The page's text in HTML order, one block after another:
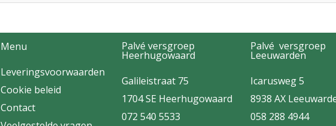
Menu
Leveringsvoorwaarden
Cookie beleid
Contact
Palvé versgroep
Heerhugowaard
Galileistraat 75
1704 SE Heerhugowaard
072 540 5533
Palvé versgroep
Leeuwarden
Icarusweg 5
8938 AX
058 288 4944